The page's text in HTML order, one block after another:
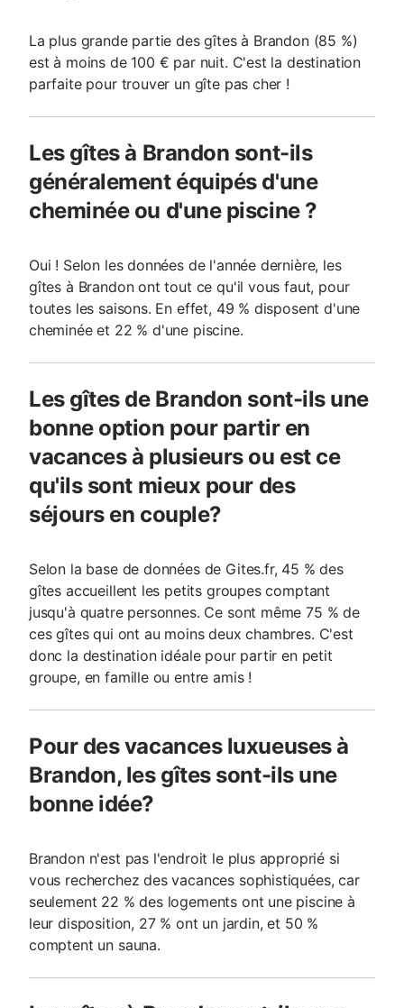
La plus grande partie des gîtes à Brandon (85 %)
est à moins de 100 € par nuit. C'est la destination
parfaite pour trouver un gîte pas cher !
Les gîtes à Brandon sont-ils
généralement équipés d'une
cheminée ou d'une piscine ?
Oui ! Selon les données de l'année dernière, les
gîtes à Brandon ont tout ce qu'il vous faut, pour
toutes les saisons. En effet, 49 % disposent d'une
cheminée et 22 % d'une piscine.
Les gîtes de Brandon sont-ils une
bonne option pour partir en
vacances à plusieurs ou est ce
qu'ils sont mieux pour des
séjours en couple?
Selon la base de données de Gites.fr, 45 % des
gîtes accueillent les petits groupes comptant
jusqu'à quatre personnes. Ce sont même 75 % de
ces gîtes qui ont au moins deux chambres. C'est
donc la destination idéale pour partir en petit
groupe, en famille ou entre amis !
Pour des vacances luxueuses à
Brandon, les gîtes sont-ils une
bonne idée?
Brandon n'est pas l'endroit le plus approprié si
vous recherchez des vacances sophistiquées, car
seulement 22 % des logements ont une piscine à
leur disposition, 27 % ont un jardin, et 50 %
comptent un sauna.